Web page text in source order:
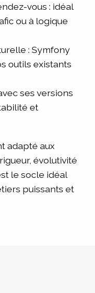
vous : idéal
ou à logique
: Symfony
outils existants
ses versions
et
adapté aux
évolutivité
le socle idéal
puissants et